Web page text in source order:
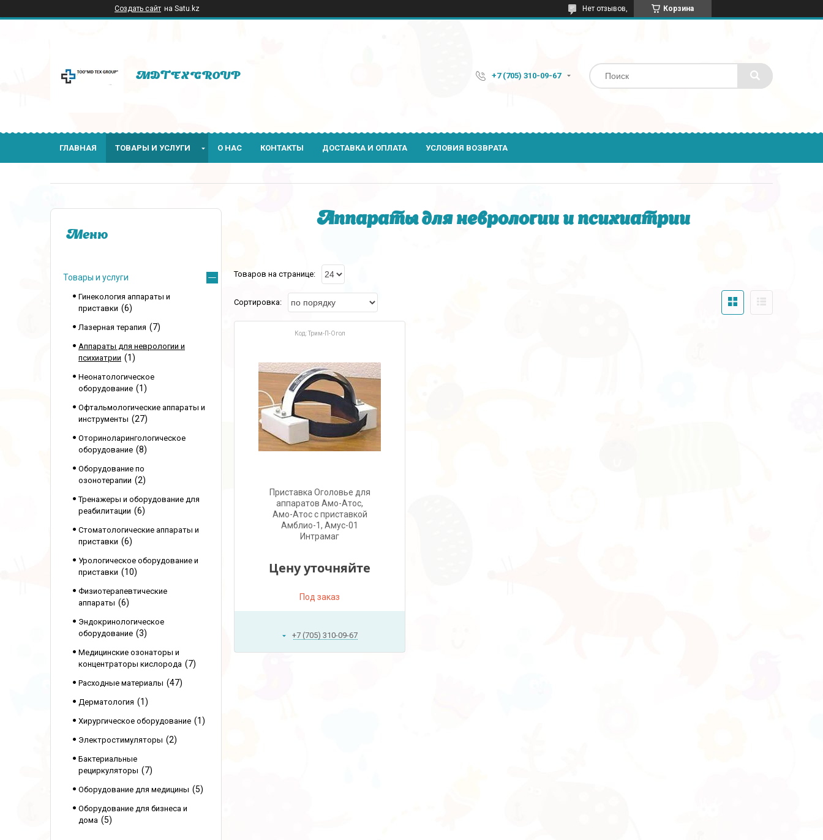
Создать сайт на Satu.kz Корзина
Нет отзывов,
MDTEXGROUP +7 (705) 310-09-67
ГЛАВНАЯ ТОВАРЫ И УСЛУГИ О НАС КОНТАКТЫ ДОСТАВКА И ОПЛАТА УСЛОВИЯ ВОЗВРАТА
Аппараты для неврологии и психиатрии
Трим-П-Огол
Приставка Оголовье для
аппаратов Амо-Атос,
Амо-Атос с приставкой
Амблио-1, Амус-01
Интрамаг
Цену уточняйте
Под заказ
+7 (705) 310-09-67
Товары и услуги
Гинекология аппараты и
приставки
6
Лазерная терапия 7
Аппараты для неврологии и
психиатрии
1
Неонатологическое
оборудование
1
Офтальмологические аппараты и
инструменты
27
Оториноларингологическое
оборудование
8
Оборудование по
озонотерапии
2
Тренажеры и оборудование для
реабилитации
6
Стоматологические аппараты и
приставки
6
Урологическое оборудование и
приставки
10
Физиотерапевтические
аппараты
6
Эндокринологическое
оборудование
3
Медицинские озонаторы и
концентраторы кислорода
7
Расходные материалы 47
Дерматология 1
Хирургическое оборудование 1
Электростимуляторы 2
Бактериальные
рециркуляторы
7
Оборудование для медицины 5
Оборудование для бизнеса и
дома
5